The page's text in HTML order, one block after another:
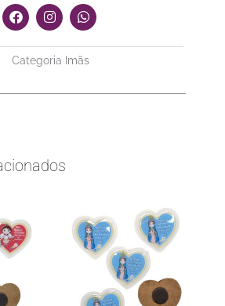
F
a
c
e
b
I
n
s
t
a
W
h
a
t
s
Categoria Imãs